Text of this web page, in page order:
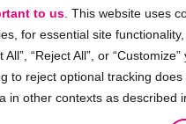
to us . This website uses
for essential site
All”, “Reject All”, or
to reject optional tracking
in other contexts as described